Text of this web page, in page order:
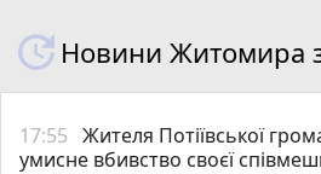
Новини Житомира
17:55 Жителя Потіївської
умисне вбивство своєї